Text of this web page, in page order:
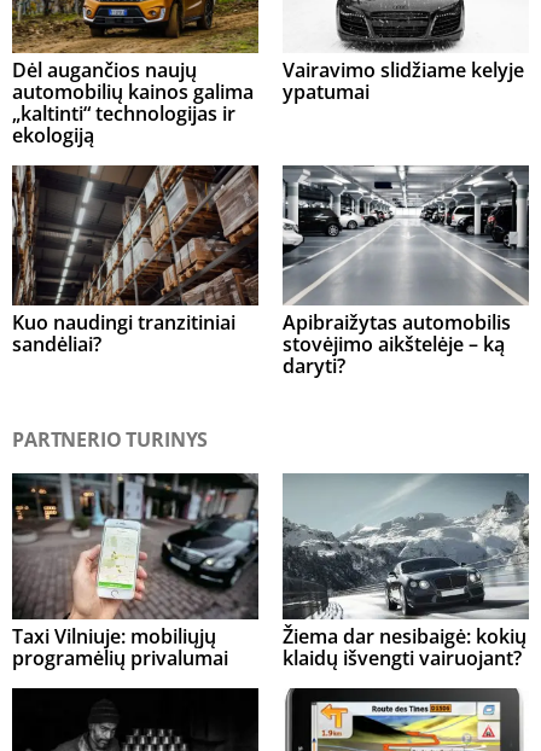
Dėl augančios naujų
automobilių kainos galima
„kaltinti“ technologijas ir
ekologiją
Vairavimo slidžiame kelyje
ypatumai
Kuo naudingi tranzitiniai
sandėliai?
Apibraižytas automobilis
stovėjimo aikštelėje – ką
daryti?
PARTNERIO TURINYS
Taxi Vilniuje: mobiliųjų
programėlių privalumai
Žiema dar nesibaigė: kokių
klaidų išvengti vairuojant?